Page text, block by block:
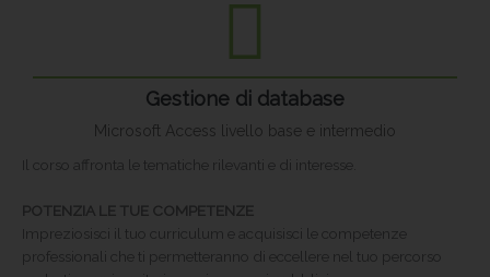
Gestione di database
Microsoft Access livello base e intermedio
Il corso affronta le tematiche rilevanti e di interesse.
POTENZIA LE TUE COMPETENZE
Impreziosisci il tuo curriculum e acquisisci le competenze
professionali che ti permetteranno di eccellere nel tuo percorso